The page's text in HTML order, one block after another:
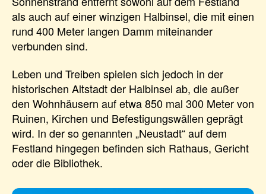
als auch auf einer winzigen Halbinsel, die mit einen
rund 400 Meter langen Damm miteinander
verbunden sind.
Leben und Treiben spielen sich jedoch in der
historischen Altstadt der Halbinsel ab, die außer
den Wohnhäusern auf etwa 850 mal 300 Meter von
Ruinen, Kirchen und Befestigungswällen geprägt
wird. In der so genannten „Neustadt“ auf dem
Festland hingegen befinden sich Rathaus, Gericht
oder die Bibliothek.